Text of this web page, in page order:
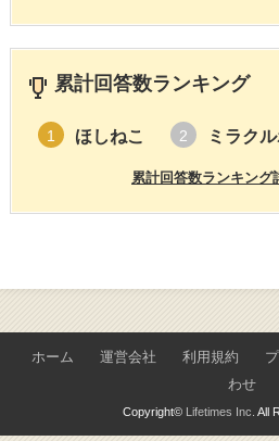
累計回答数ランキング
1 ほしねこ 2 ミラク
累計回答数ランキング
ホーム 運営会社 利用規約
わせ
Copyright© Lifetimes Inc. All